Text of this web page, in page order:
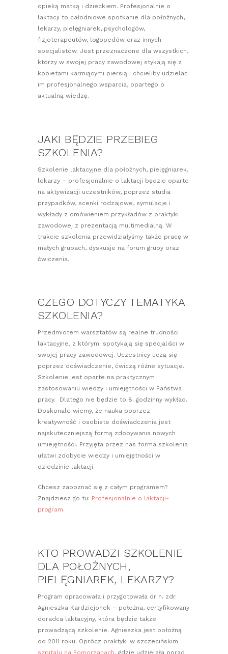
opieką matką i dzieckiem. Profesjonalnie o
laktacji to całodniowe spotkanie dla położnych,
lekarzy, pielęgniarek, psychologów,
fizjoterapeutów, logopedów oraz innych
specjalistów. Jest przeznaczone dla wszystkich,
którzy w swojej pracy zawodowej stykają się z
kobietami karmiącymi piersią i chcieliby udzielać
im profesjonalnego wsparcia, opartego o
aktualną wiedzę.
JAKI BĘDZIE PRZEBIEG
SZKOLENIA?
Szkolenie laktacyjne dla położnych, pielęgniarek,
lekarzy – profesjonalnie o laktacji będzie oparte
na aktywizacji uczestników, poprzez studia
przypadków, scenki rodzajowe, symulacje i
wykłady z omówieniem przykładów z praktyki
zawodowej z prezentacją multimedialną. W
trakcie szkolenia przewidziałyśmy także pracę w
małych grupach, dyskusje na forum grupy oraz
ćwiczenia.
CZEGO DOTYCZY TEMATYKA
SZKOLENIA?
Przedmiotem warsztatów są realne trudności
laktacyjne, z którymi spotykają się specjaliści w
swojej pracy zawodowej. Uczestnicy uczą się
poprzez doświadczenie, ćwiczą różne sytuacje.
Szkolenie jest oparte na praktycznym
zastosowaniu wiedzy i umiejętności w Państwa
pracy. Dlatego nie będzie to 8. godzinny wykład.
Doskonale wiemy, że nauka poprzez
kreatywność i osobiste doświadczenia jest
najskuteczniejszą formą zdobywania nowych
umiejętności. Przyjęta przez nas forma szkolenia
ułatwi zdobycie wiedzy i umiejętności w
dziedzinie laktacji.
Chcesz zapoznać się z całym programem?
Znajdziesz go tu: Profesjonalnie o laktacji-
program.
KTO PROWADZI SZKOLENIE
DLA POŁOŻNYCH,
PIELĘGNIAREK, LEKARZY?
Program opracowała i przygotowała dr n. zdr.
Agnieszka Kardziejonek – położna, certyfikowany
doradca laktacyjny, która będzie także
prowadzącą szkolenie. Agnieszka jest położną
od 2011 roku. Oprócz praktyki w szczecińskim
szpitalu na Pomorzanach, gdzie udzielała porad